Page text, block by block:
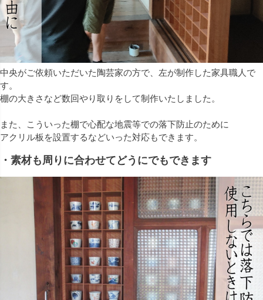
中央がご依頼いただいた陶芸家の方で、左が制作した家具職人で
す。
棚の大きさなど数回やり取りをして制作いたしました。
また、こういった棚で心配な地震等での落下防止のために
アクリル板を設置するなどいった対応もできます。
・素材も周りに合わせてどうにでもできます